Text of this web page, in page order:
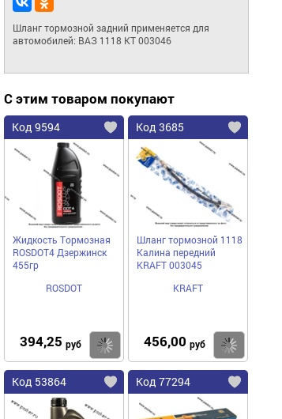
Шланг тормозной задний применяется для
автомобилей: ВАЗ 1118 KT 003046
С этим товаром покупают
Код 9594
Жидкость Тормозная
ROSDOT4 Дзержинск
455гр
ROSDOT
394,25 руб Купить
Код 3685
Шланг тормозной 1118
Калина передний
KRAFT 003045
KRAFT
456,00 руб
Код 53864 Код 77294